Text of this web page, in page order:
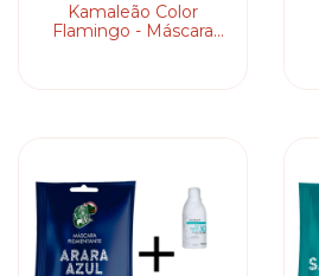
Kamaleão Color
Flamingo - Máscara